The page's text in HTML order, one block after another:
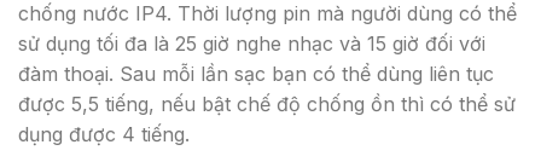
chống nước IP4. Thời lượng pin mà người dùng có thể
sử dụng tối đa là 25 giờ nghe nhạc và 15 giờ đối với
đàm thoại. Sau mỗi lần sạc bạn có thể dùng liên tục
được 5,5 tiếng, nếu bật chế độ chống ồn thì có thể sử
dụng được 4 tiếng.